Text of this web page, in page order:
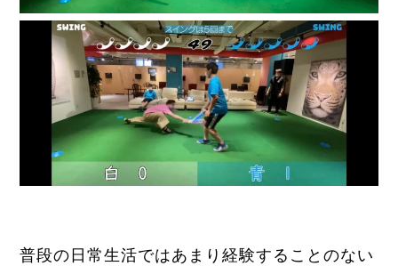
普段の日常生活ではあまり経験することのない